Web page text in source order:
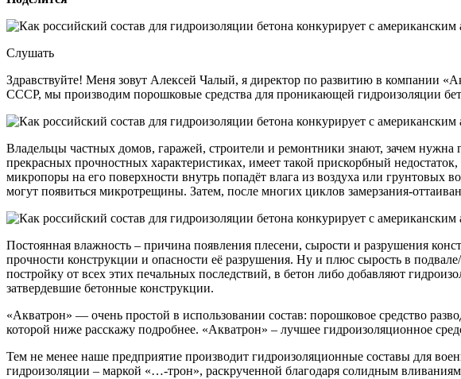
Слушать
Здравствуйте! Меня зовут Алексей Чалый, я директор по развитию в компании
СССР, мы производим порошковые средства для проникающей гидроизоляции
Владельцы частных домов, гаражей, строители и ремонтники знают, зачем нужна
прекрасных прочностных характеристиках, имеет такой прискорбный
микропоры на его поверхности внутрь попадёт влага из воздуха или грунтовых
могут появиться микротрещины. Затем, после многих циклов замерзания-
Постоянная влажность – причина появления плесени, сырости и разрушения
прочности конструкции и опасности её разрушения. Ну и плюс сырость в
постройку от всех этих печальных последствий, в бетон либо добавляют
затвердевшие бетонные конструкции.
«Акватрон» — очень простой в использовании состав: порошковое средство
которой ниже расскажу подробнее. «Акватрон» – лучшее гидроизоляционное
Тем не менее наше предприятие производит гидроизоляционные составы для
гидроизоляции – маркой «…-трон», раскрученной благодаря солидным